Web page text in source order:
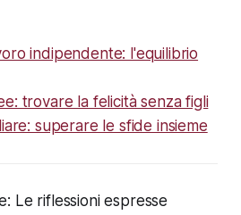
indipendente: l'equilibrio
trovare la felicità senza figli
superare le sfide insieme
Le riflessioni espresse